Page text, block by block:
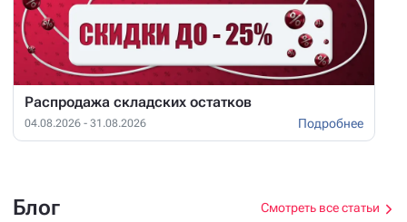
Распродажа складских остатков
04.08.2026 - 31.08.2026 Подробнее
Блог Смотреть все статьи